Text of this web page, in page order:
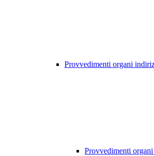
Provvedimenti organi
Provvedimenti